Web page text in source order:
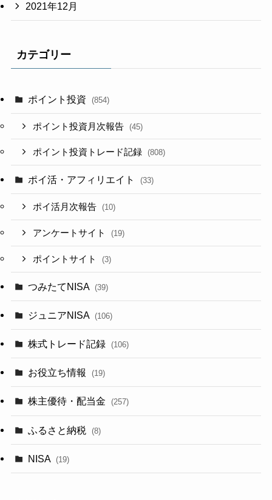
2021年12月
カテゴリー
ポイント投資 (854)
ポイント投資月次報告 (45)
ポイント投資トレード記録 (808)
ポイ活・アフィリエイト (33)
ポイ活月次報告 (10)
アンケートサイト (19)
ポイントサイト (3)
つみたてNISA (39)
ジュニアNISA (106)
株式トレード記録 (106)
お役立ち情報 (19)
株主優待・配当金 (257)
ふるさと納税 (8)
NISA (19)